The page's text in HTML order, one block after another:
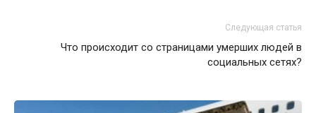
Следующая статья
Что происходит со страницами умерших людей в
социальных сетях?